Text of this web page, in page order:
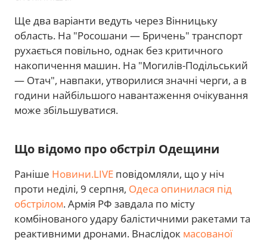
Ще два варіанти ведуть через Вінницьку
область. На "Росошани — Бричень" транспорт
рухається повільно, однак без критичного
накопичення машин. На "Могилів-Подільський
— Отач", навпаки, утворилися значні черги, а в
години найбільшого навантаження очікування
може збільшуватися.
Що відомо про обстріл Одещини
Раніше Новини.LIVE повідомляли, що у ніч
проти неділі, 9 серпня, Одеса опинилася під
обстрілом. Армія РФ завдала по місту
комбінованого удару балістичними ракетами та
реактивними дронами. Внаслідок масованої